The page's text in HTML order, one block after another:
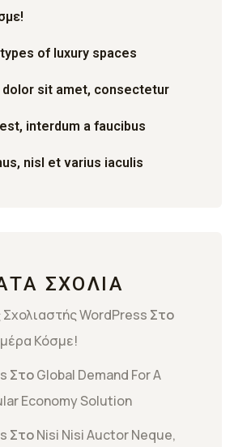
of luxury spaces
dolor sit amet, consectetur
interdum a faucibus
nisl et varius iaculis
ΣΧΌΛΙΑ
WordPress
Κόσμε!
Στο Global Demand For A
Economy Solution
Στο Nisi Nisi Auctor Neque,